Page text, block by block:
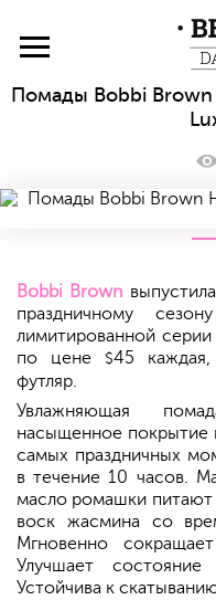
Помады Bobbi
Bobbi Brown
праздничному
лимитированной серии
по цене
$45
футляр.
Увлажняющая
насыщенное покрытие
самых праздничных
в течение 10 часов.
масло ромашки питают
воск жасмина со
Мгновенно
Улучшает
Устойчива к